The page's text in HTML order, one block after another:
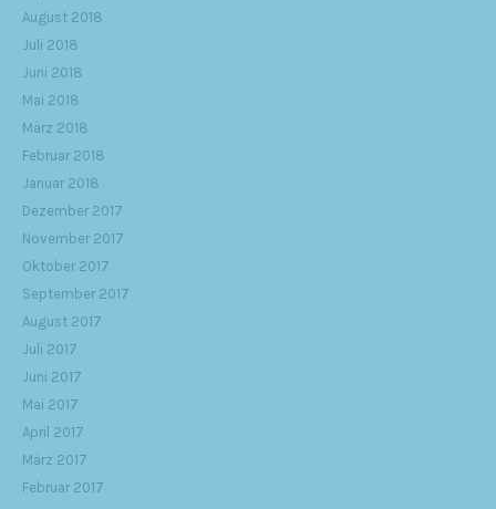
August 2018
Juli 2018
Juni 2018
Mai 2018
März 2018
Februar 2018
Januar 2018
Dezember 2017
November 2017
Oktober 2017
September 2017
August 2017
Juli 2017
Juni 2017
Mai 2017
April 2017
März 2017
Februar 2017